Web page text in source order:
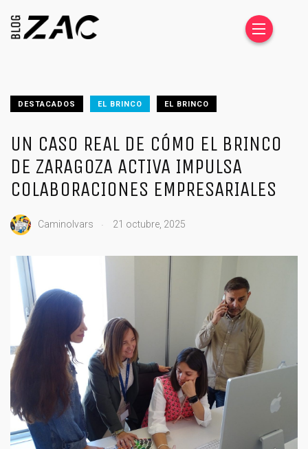
DESTACADOS EL BRINCO EL BRINCO
UN CASO REAL DE CÓMO EL BRINCO
DE ZARAGOZA ACTIVA IMPULSA
COLABORACIONES EMPRESARIALES
CaminoIvars 21 octubre, 2025